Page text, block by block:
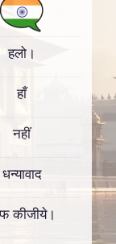
हलो।
हाँ
नहीं
धन्यावाद
कीजीये।